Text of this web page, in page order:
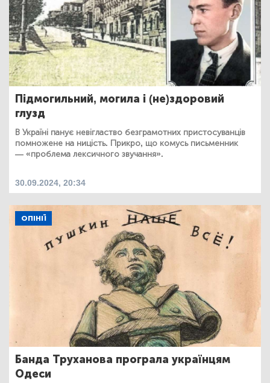
Підмогильний, могила і (не)здоровий
глузд
В Україні панує невігластво безграмотних пристосуванців
помножене на ницість. Прикро, що комусь письменник
— «проблема лексичного звучання».
30.09.2024, 20:34
ОПІНІЇ
Банда Труханова програла українцям
Одеси